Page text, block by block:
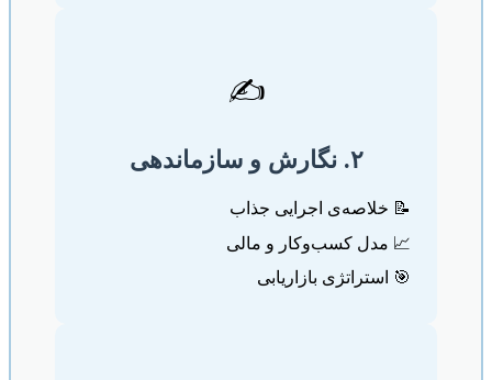
✍️
۲. نگارش و سازماندهی
📝 خلاصه‌ی اجرایی جذاب
📈 مدل کسب‌وکار و مالی
🎯 استراتژی بازاریابی